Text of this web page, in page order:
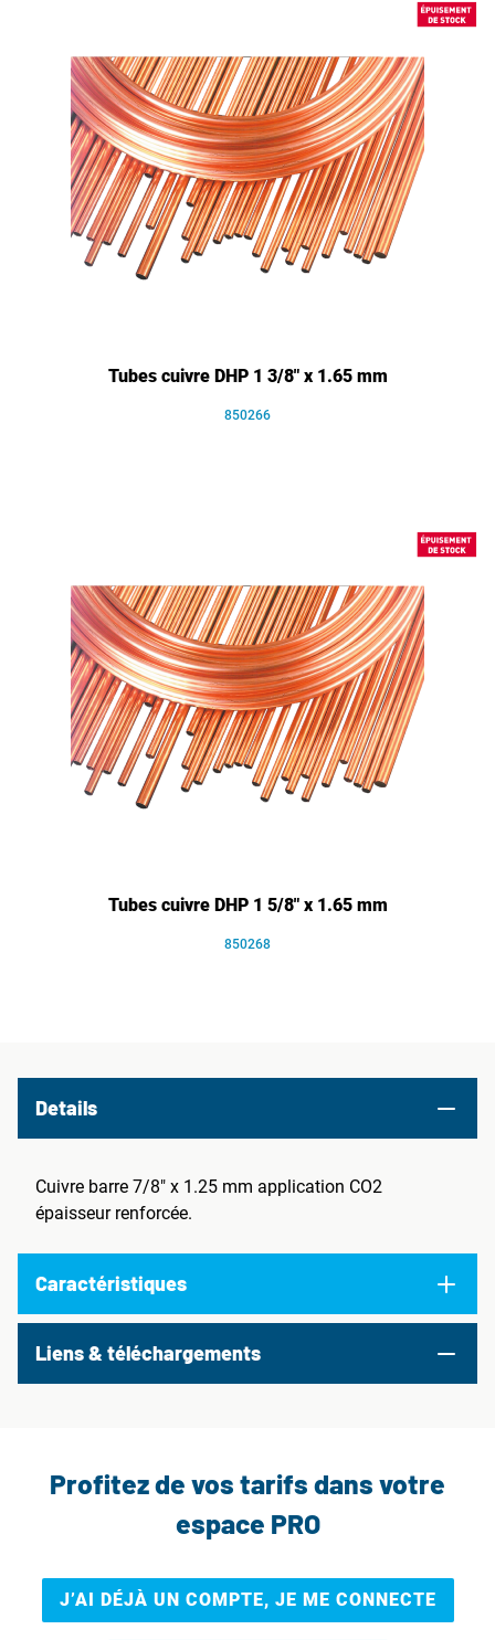
Tubes cuivre DHP 1 3/8" x 1.65 mm
850266
Tubes cuivre DHP 1 5/8" x 1.65 mm
850268
Details
Cuivre barre 7/8" x 1.25 mm application CO2
épaisseur renforcée.
Caractéristiques
Liens & téléchargements
Profitez de vos tarifs dans votre
espace PRO
J’AI DÉJÀ UN COMPTE, JE ME CONNECTE